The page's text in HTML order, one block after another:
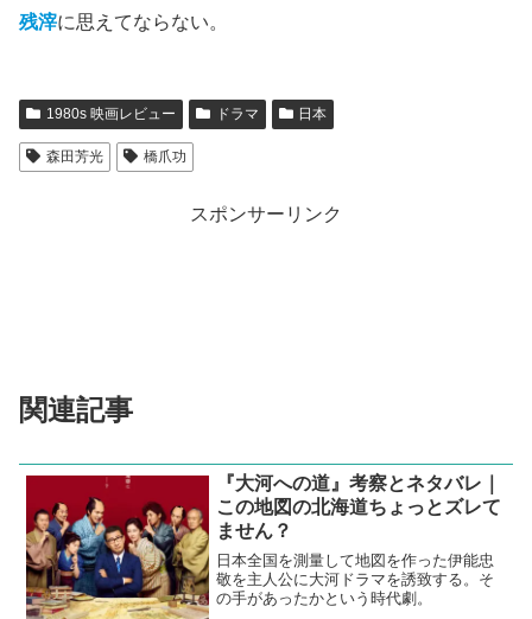
残滓に思えてならない。
1980s 映画レビュー ドラマ 日本
森田芳光 橋爪功
スポンサーリンク
関連記事
『大河への道』考察とネタバレ｜
この地図の北海道ちょっとズレて
ません？
日本全国を測量して地図を作った伊能忠
敬を主人公に大河ドラマを誘致する。そ
の手があったかという時代劇。